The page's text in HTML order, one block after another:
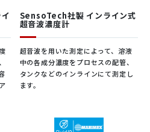
象 -40~60℃
度 -40~60℃
度 -40~60℃
× abs (T-25℃] ℃(計算値が0.15
2. 密度センサDLO-M2_exは
バイパスラインに設置し、
ポンプ台車上で直接密度を
測定します。センサのコン
パクト設計により、プロセ
スへの後付けも可能です。
3. ケロシンは飛行場の配給
SensoTech社製 インライン式
超音波濃度計
超音波を用いた測定によって、溶液
中の各成分濃度をプロセスの配管、
タンクなどのインラインにて測定し
ます。